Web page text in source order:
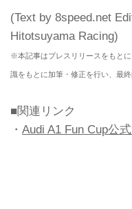
(Text by 8speed.net
Hitotsuyama Racing)
※本記事はプレスリリースをもと
識をもとに加筆・修正を行い、最
■関連リンク
・ Audi A1 Fun Cup公